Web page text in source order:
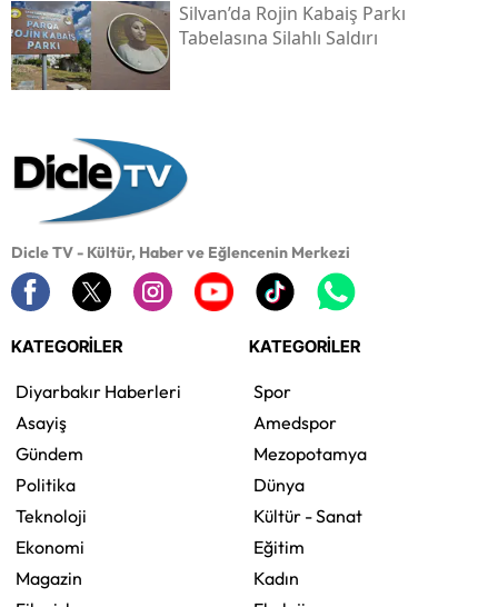
Silvan’da Rojin Kabaiş Parkı
Tabelasına Silahlı Saldırı
Dicle TV - Kültür, Haber ve Eğlencenin Merkezi
KATEGORİLER
Diyarbakır Haberleri
Asayiş
Gündem
Politika
Teknoloji
Ekonomi
Magazin
KATEGORİLER
Spor
Amedspor
Mezopotamya
Dünya
Kültür - Sanat
Eğitim
Kadın